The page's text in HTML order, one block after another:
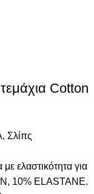
Cotton
, Σλίπς
ελαστικότητα για
10% ELASTANΕ.